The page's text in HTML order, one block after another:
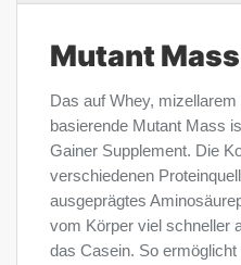
Mutant
Das auf Whey,
basierende Mutant Mass
Gainer Supplement. Die
verschiedenen
ausgeprägtes
vom Körper viel schneller
das Casein. So